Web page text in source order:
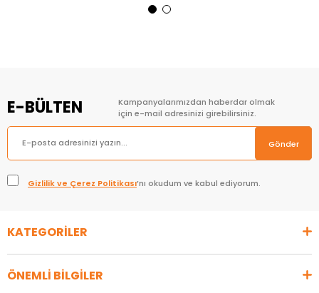
E-BÜLTEN
Kampanyalarımızdan haberdar olmak
için e-mail adresinizi girebilirsiniz.
Gönder
Gizlilik ve Çerez Politikası’nı okudum ve kabul ediyorum.
KATEGORİLER
ÖNEMLİ BİLGİLER